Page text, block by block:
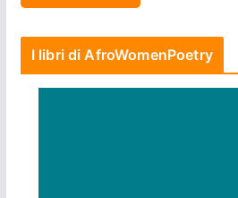
I libri di AfroWomenPoetry